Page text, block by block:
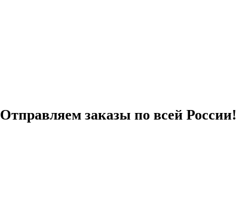
Отправляем заказы по всей России!